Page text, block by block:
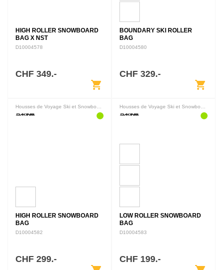
HIGH ROLLER SNOWBOARD
BAG X NST
D10004578
CHF 349.-
shopping_cart
BOUNDARY SKI ROLLER
BAG
D10004580
CHF 329.-
shopping_cart
Housses de Voyage Ski et Snowboard
HIGH ROLLER SNOWBOARD
BAG
D10004582
CHF 299.-
Housses de Voyage Ski et Snowboard
LOW ROLLER SNOWBOARD
BAG
D10004583
CHF 199.-